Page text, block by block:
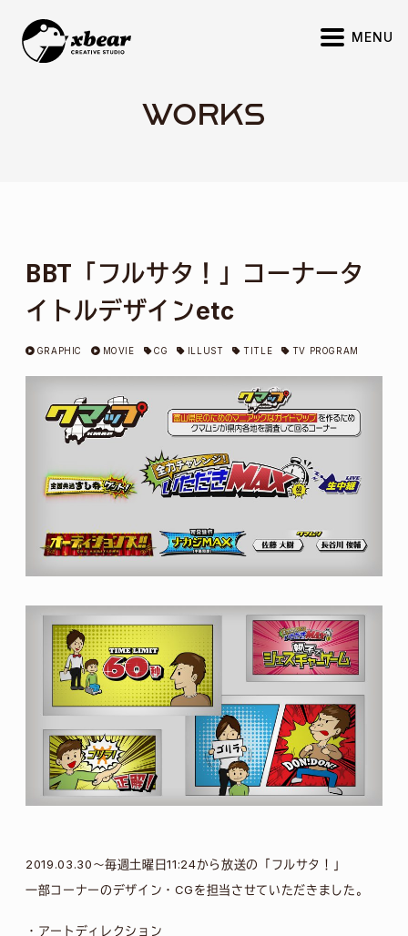
MENU
WORKS
BBT「フルサタ！」コーナータ
イトルデザインetc
GRAPHIC MOVIE CG ILLUST TITLE TV PROGRAM
2019.03.30～毎週土曜日11:24から放送の「フルサタ！」
一部コーナーのデザイン・CGを担当させていただきました。
・アートディレクション